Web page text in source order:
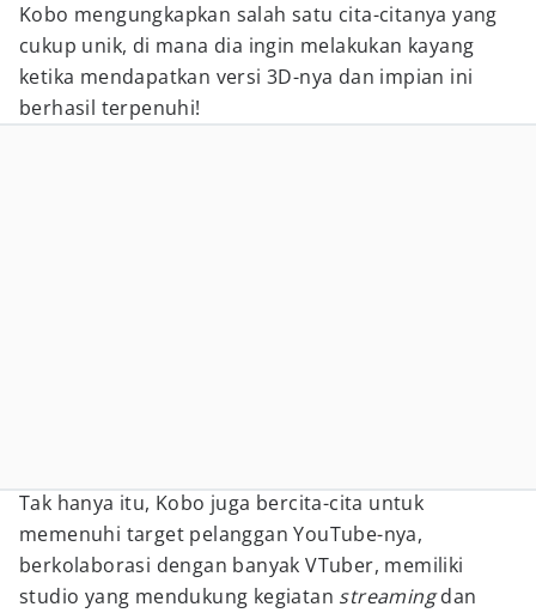
Kobo mengungkapkan salah satu cita-citanya yang
cukup unik, di mana dia ingin melakukan kayang
ketika mendapatkan versi 3D-nya dan impian ini
berhasil terpenuhi!
Tak hanya itu, Kobo juga bercita-cita untuk
memenuhi target pelanggan YouTube-nya,
berkolaborasi dengan banyak VTuber, memiliki
studio yang mendukung kegiatan streamingdan